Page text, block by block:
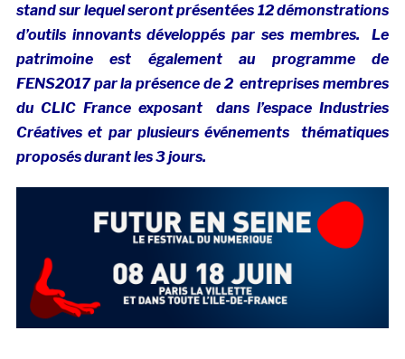
stand sur lequel seront présentées 12 démonstrations
d’outils innovants développés par ses membres. Le
patrimoine est également au programme de
FENS2017 par la présence de 2 entreprises membres
du CLIC France exposant dans l’espace Industries
Créatives et par plusieurs événements thématiques
proposés durant les 3 jours.